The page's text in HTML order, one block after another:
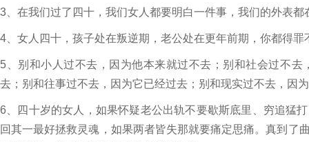
3、在我们过了四十，我们女人都要明白一件事，我们的外表
4、女人四十，孩子处在叛逆期，老公处在更年前期，你都得罪
5、别和小人过不去，因为他本来就过不去；别和社会过不
去；别和往事过不去，因为它已经过去；别和现实过不去，因
6、四十岁的女人，如果怀疑老公出轨不要歇斯底里、穷追猛
回其一最好拯救灵魂，如果两者皆失那就要痛定思痛。真到了